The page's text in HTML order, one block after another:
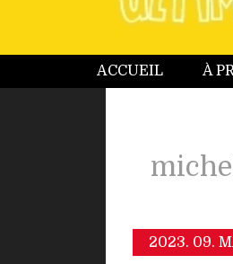
ACCUEIL À
2023. 09.